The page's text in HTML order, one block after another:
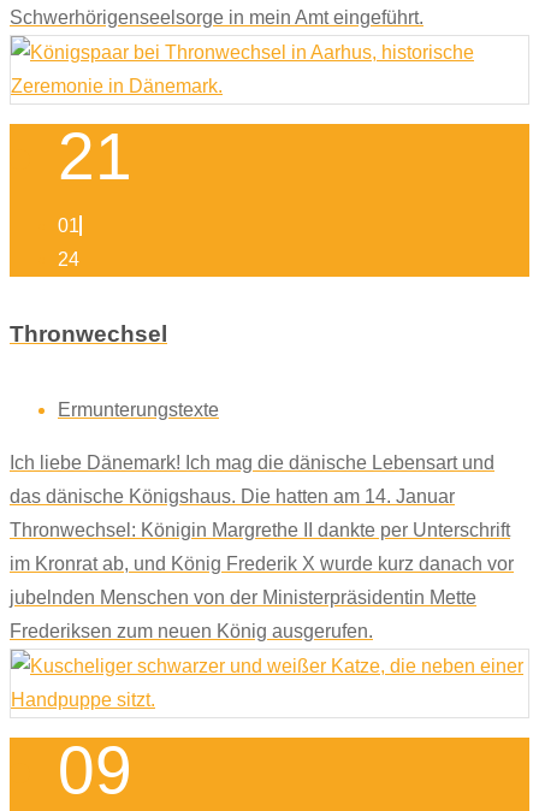
Schwerhörigenseelsorge in mein Amt eingeführt.
21
01
24
Thronwechsel
Ermunterungstexte
Ich liebe Dänemark! Ich mag die dänische Lebensart und
das dänische Königshaus. Die hatten am 14. Januar
Thronwechsel: Königin Margrethe II dankte per Unterschrift
im Kronrat ab, und König Frederik X wurde kurz danach vor
jubelnden Menschen von der Ministerpräsidentin Mette
Frederiksen zum neuen König ausgerufen.
09